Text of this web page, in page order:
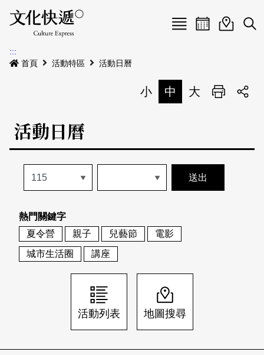
Menu
最新公告
本期專題
歷史專題
活動特區
活動列表
地圖搜尋
關於我們
關於我們
刊物索取地點
會員基本資料
刊登活動
網站導覽 English
日本語 登入/註冊
活動日曆活動地圖
展
:::
首頁
活動特區 活動日曆
小 中 大 列印
活動日曆
熱門關鍵字
夏令營
親子 兒藝節
電影
城市生活圈
講座
活動列表 地圖搜尋